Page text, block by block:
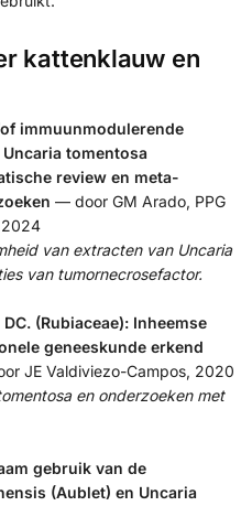
kattenklauw en
immuunmodulerende
tomentosa
review en meta-
— door GM Arado, PPG
2024
van extracten van Uncaria
van tumornecrosefactor.
(Rubiaceae): Inheemse
geneeskunde erkend
JE Valdiviezo-Campos, 2020
en onderzoeken met
gebruik van de
(Aublet) en Uncaria